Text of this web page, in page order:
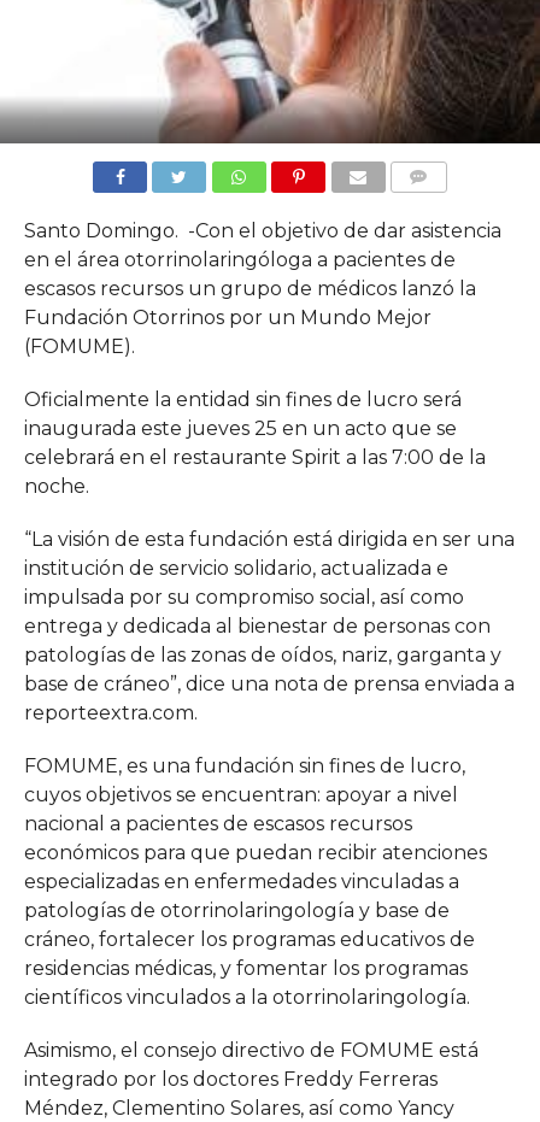
Santo Domingo. -Con el objetivo de dar asistencia
en el área otorrinolaringóloga a pacientes de
escasos recursos un grupo de médicos lanzó la
Fundación Otorrinos por un Mundo Mejor
(FOMUME).
Oficialmente la entidad sin fines de lucro será
inaugurada este jueves 25 en un acto que se
celebrará en el restaurante Spirit a las 7:00 de la
noche.
“La visión de esta fundación está dirigida en ser una
institución de servicio solidario, actualizada e
impulsada por su compromiso social, así como
entrega y dedicada al bienestar de personas con
patologías de las zonas de oídos, nariz, garganta y
base de cráneo”, dice una nota de prensa enviada a
reporteextra.com.
FOMUME, es una fundación sin fines de lucro,
cuyos objetivos se encuentran: apoyar a nivel
nacional a pacientes de escasos recursos
económicos para que puedan recibir atenciones
especializadas en enfermedades vinculadas a
patologías de otorrinolaringología y base de
cráneo, fortalecer los programas educativos de
residencias médicas, y fomentar los programas
científicos vinculados a la otorrinolaringología.
Asimismo, el consejo directivo de FOMUME está
integrado por los doctores Freddy Ferreras
Méndez, Clementino Solares, así como Yancy